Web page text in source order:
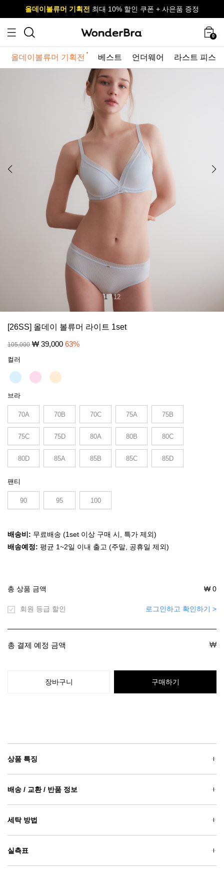
사이즈 무료 교환 서비스
올데이볼류머 기획전 최대 10% 할인 쿠폰 + 사은품 증정
사이즈 무료 교환 서비스
올데이볼류머 기획전
0
올데이볼류머 기획전 베스트 언더웨어 라스트 피스
1/12
[26SS] 올데이 볼류머 라이트 1set
105,000 ₩ 39,000 63%
컬러
브라
70A 70B 70C 75A 75B
75C 75D 80A 80B 80C
80D 85A 85B 85C 85D
팬티
90 95 100
배송비: 무료배송 (1set 이상 구매 시, 특가 제외)
배송예정: 평균 1~2일 이내 출고 (주말, 공휴일 제외)
총 상품 금액 ₩ 0
회원 등급 할인 로그인하고 확인하기 >
총 결제 예정 금액 ₩
장바구니 구매하기
상품 특징
배송 / 교환 / 반품 정보
세탁 방법
실측표